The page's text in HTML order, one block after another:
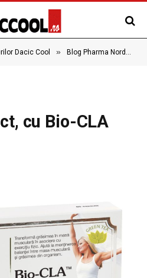
Dacic Cool » Blog Pharma Nord
cu Bio-CLA